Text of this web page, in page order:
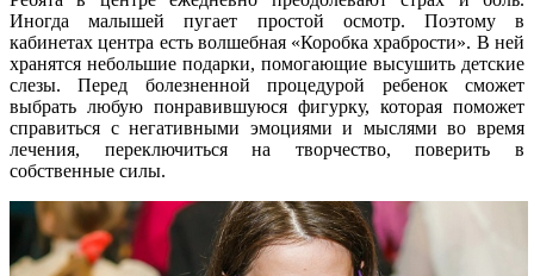
Иногда малышей пугает простой осмотр. Поэтому в
кабинетах центра есть волшебная «Коробка храбрости». В ней
хранятся небольшие подарки, помогающие высушить детские
слезы. Перед болезненной процедурой ребенок сможет
выбрать любую понравившуюся фигурку, которая поможет
справиться с негативными эмоциями и мыслями во время
лечения, переключиться на творчество, поверить в
собственные силы.